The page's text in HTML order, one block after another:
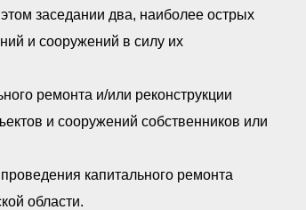
заседании два, наиболее острых
и сооружений в силу их
ремонта и/или реконструкции
и сооружений собственников или
капитального ремонта
области.